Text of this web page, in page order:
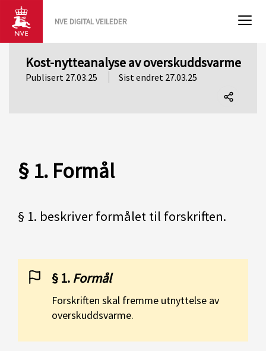
NVE DIGITAL VEILEDER
Kost-nytteanalyse av overskuddsvarme
Publisert 27.03.25 Sist endret 27.03.25
§ 1. Formål
§ 1. beskriver formålet til forskriften.
§ 1. Formål
Forskriften skal fremme utnyttelse av
overskuddsvarme.